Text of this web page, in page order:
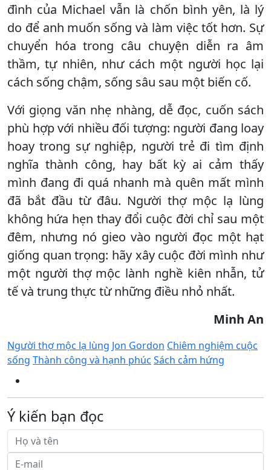
đình của Michael vẫn là chốn bình yên, là lý
do để anh muốn sống và làm việc tốt hơn. Sự
chuyển hóa trong câu chuyện diễn ra âm
thầm, tự nhiên, như cách một người học lại
cách sống chậm, sống sâu sau một biến cố.
Với giọng văn nhẹ nhàng, dễ đọc, cuốn sách
phù hợp với nhiều đối tượng: người đang loay
hoay trong sự nghiệp, người trẻ đi tìm định
nghĩa thành công, hay bất kỳ ai cảm thấy
mình đang đi quá nhanh mà quên mất mình
đã bắt đầu từ đâu. Người thợ mộc lạ lùng
không hứa hẹn thay đổi cuộc đời chỉ sau một
đêm, nhưng nó gieo vào người đọc một hạt
giống quan trọng: hãy xây cuộc đời mình như
một người thợ mộc lành nghề kiên nhẫn, tử
tế và trung thực từ những điều nhỏ nhất.
Minh An
Người thợ mộc lạ lùng Jon Gordon Chiêm nghiệm cuộc
sống Thành công và hạnh phúc Sách cảm hứng
Ý kiến bạn đọc